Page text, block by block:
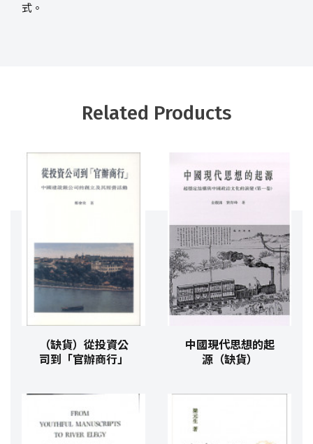
式。
Related Products
（缺貨）從投資公
司到「官辦商行」
中國現代思想的起
源（缺貨）